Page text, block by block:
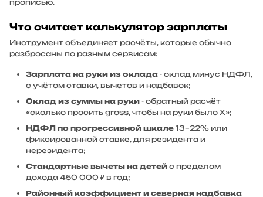
прописью.
Что считает калькулятор зарплаты
Инструмент объединяет расчёты, которые обычно
разбросаны по разным сервисам:
Зарплата на руки из оклада - оклад минус НДФЛ,
с учётом ставки, вычетов и надбавок;
Оклад из суммы на руки - обратный расчёт
«сколько просить gross, чтобы на руки было X»;
НДФЛ по прогрессивной шкале 13–22% или
фиксированной ставке, для резидента и
нерезидента;
Стандартные вычеты на детей с пределом
дохода 450 000 ₽ в год;
Районный коэффициент и северная надбавка